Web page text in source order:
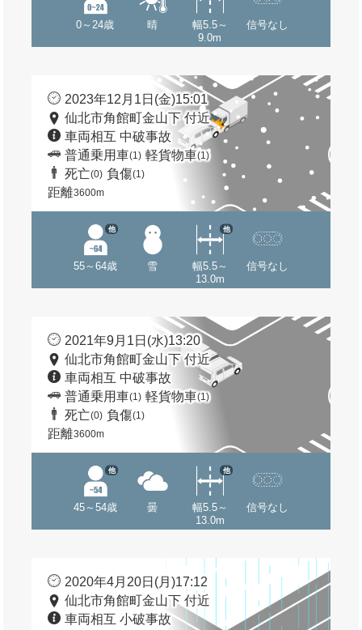
0～24歳 晴
幅5.5～
9.0m
信号なし
2023年12月1日(金)15:01
仙北市角館町金山下 付近
車両相互 中破事故
普通乗用車(1) 軽貨物車(1)
死亡(0) 負傷(1)
距離3600m
55～64歳
他
雪
幅5.5～
13.0m
他
信号なし
2021年9月1日(水)13:20
仙北市角館町金山下 付近
車両相互 中破事故
普通乗用車(1) 軽貨物車(1)
死亡(0) 負傷(1)
距離3600m
45～54歳
他
曇
幅5.5～
13.0m
他
信号なし
2020年4月20日(月)17:12
仙北市角館町金山下 付近
車両相互 小破事故